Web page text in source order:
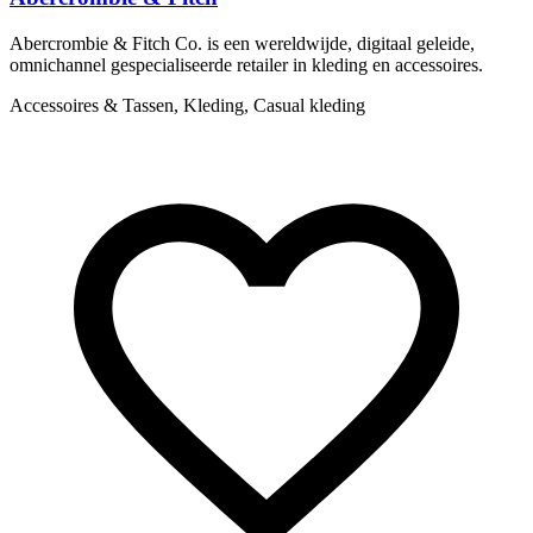
Abercrombie & Fitch Co. is een wereldwijde, digitaal geleide,
omnichannel gespecialiseerde retailer in kleding en accessoires.
Accessoires & Tassen, Kleding, Casual kleding